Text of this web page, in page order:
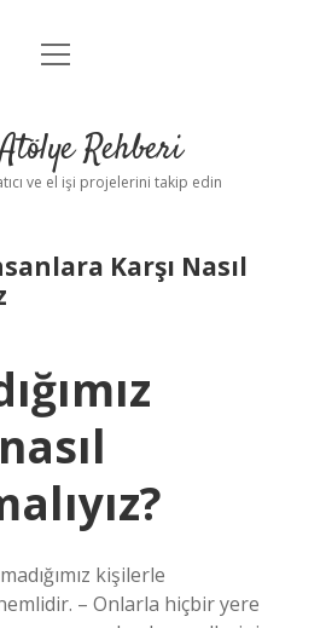
Anasayfa
Yasal Uyarı
menüyü
Rehberi
ve el işi projelerini takip edin
Karşı Nasıl
kişilerle
– Onlarla hiçbir yere